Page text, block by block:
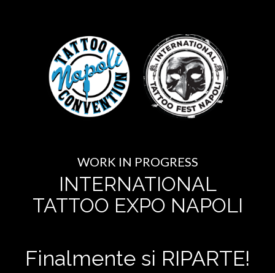
WORK IN PROGRESS
INTERNATIONAL
TATTOO EXPO NAPOLI
Finalmente si RIPARTE!